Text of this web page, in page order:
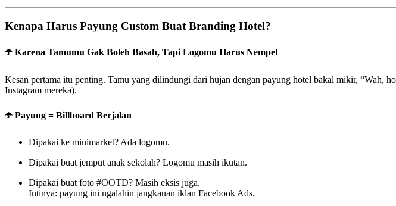
Kenapa Harus Payung Custom Buat Branding Hotel?
☂️ Karena Tamumu Gak Boleh Basah, Tapi Logomu Harus Nempel
Kesan pertama itu penting. Tamu yang dilindungi dari hujan dengan payung hotel bakal mikir, “Wah,
Instagram mereka).
☂️ Payung = Billboard Berjalan
Dipakai ke minimarket? Ada logomu.
Dipakai buat jemput anak sekolah? Logomu masih ikutan.
Dipakai buat foto #OOTD? Masih eksis juga.
Intinya: payung ini ngalahin jangkauan iklan Facebook Ads.